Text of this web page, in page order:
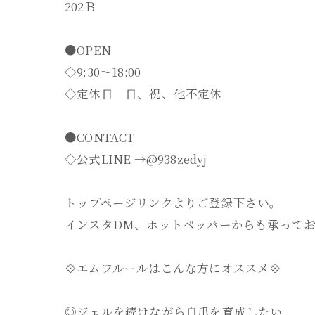
202Ｂ
●OPEN
◇9:30～18:00
◇定休日 日、祝、他不定休
●CONTACT
◇公式LINE →@938zedyj
トップページリンクよりご登録下さい。
インスタDM、ホットペッパーからも承ってお
💠エムフルールはこんな方にオススメ💠
◎ジェルを続けながら自爪を育成したい